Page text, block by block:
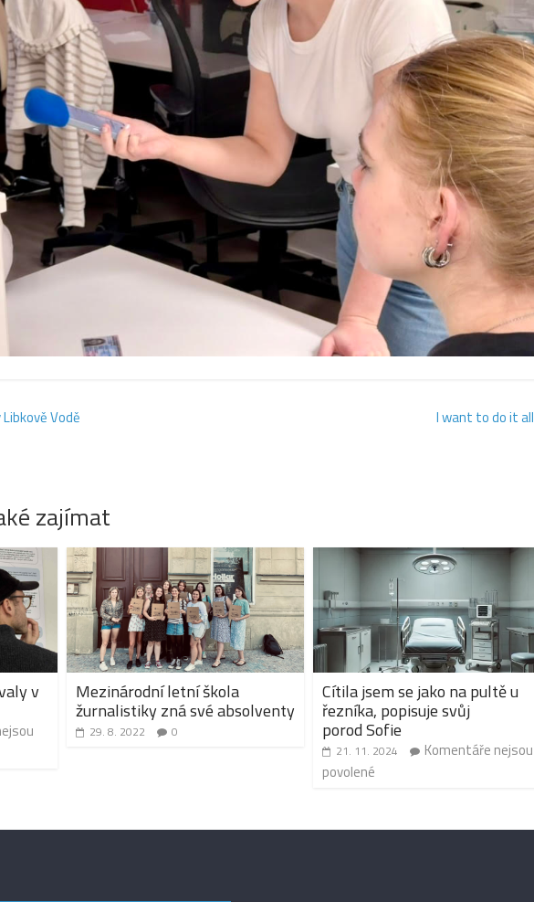
Vodě I want to do it all
zajímat
v Mezinárodní letní škola
žurnalistiky zná své absolventy
29. 8. 2022 0
Cítila jsem se jako na pultě u
řezníka, popisuje svůj
porod Sofie
21. 11. 2024
Komentáře nejsou
povolené